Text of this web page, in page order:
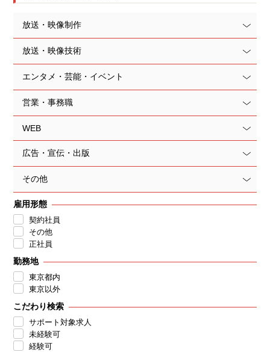
放送・映像制作
放送・映像技術
エンタメ・芸能・イベント
営業・事務職
WEB
広告・宣伝・出版
その他
雇用形態
契約社員
その他
正社員
勤務地
東京都内
東京以外
こだわり検索
サポート対象求人
未経験可
経験可